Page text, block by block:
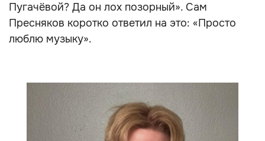
Пугачёвой? Да он лох позорный». Сам
Пресняков коротко ответил на это: «Просто
люблю музыку».